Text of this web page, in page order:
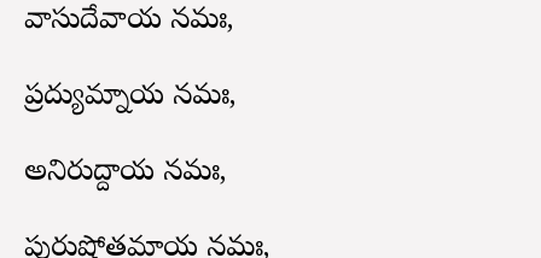
వాసుదేవాయ నమః,
ప్రద్యుమ్నాయ నమః,
అనిరుద్దాయ నమః,
పురుషోత్తమాయ నమః,